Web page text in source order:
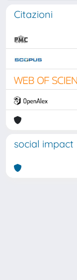
Citazioni
social impact